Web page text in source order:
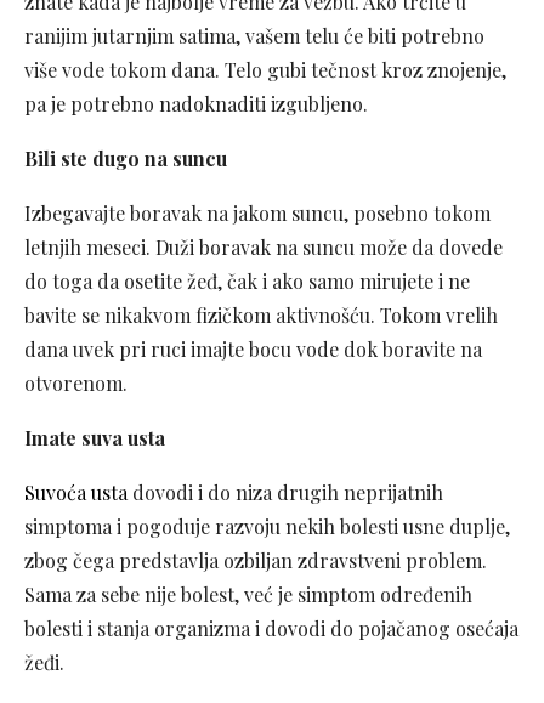
ranijim jutarnjim satima, vašem telu će biti potrebno
više vode tokom dana. Telo gubi tečnost kroz znojenje,
pa je potrebno nadoknaditi izgubljeno.
Bili ste dugo na suncu
Izbegavajte boravak na jakom suncu, posebno tokom
letnjih meseci. Duži boravak na suncu može da dovede
do toga da osetite žeđ, čak i ako samo mirujete i ne
bavite se nikakvom fizičkom aktivnošću. Tokom vrelih
dana uvek pri ruci imajte bocu vode dok boravite na
otvorenom.
Imate suva usta
Suvoća ustadovodi i do niza drugih neprijatnih
simptoma i pogoduje razvoju nekih bolesti usne duplje,
zbog čega predstavlja ozbiljan zdravstveni problem.
Sama za sebe nije bolest, već je simptom određenih
bolesti i stanja organizma i dovodi do pojačanog osećaja
žeđi.